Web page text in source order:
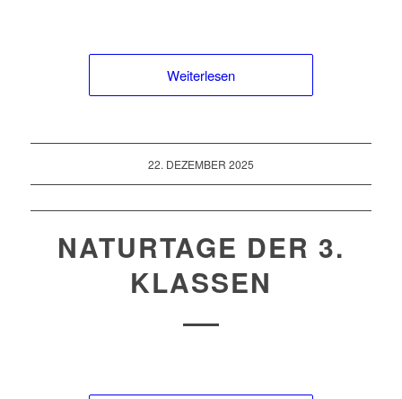
Weiterlesen
22. DEZEMBER 2025
NATURTAGE DER 3.
KLASSEN